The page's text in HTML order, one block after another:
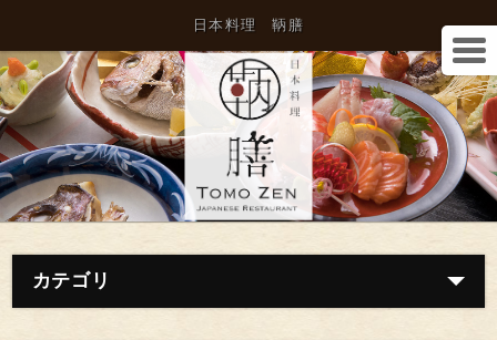
日本料理 鞆膳
カテゴリ